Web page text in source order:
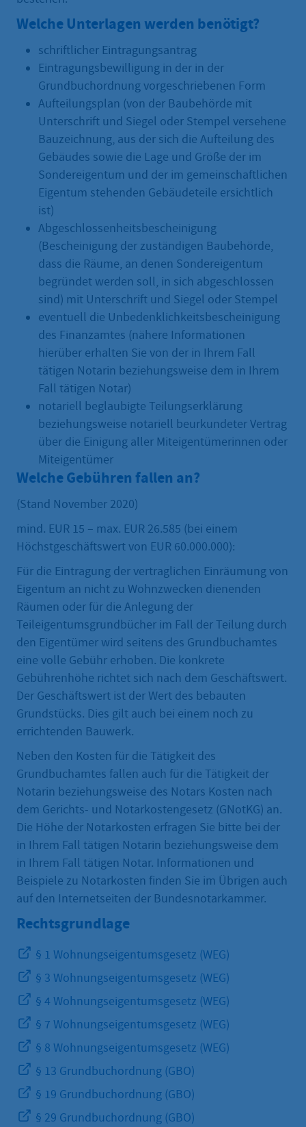
Welche Unterlagen werden benötigt?
schriftlicher Eintragungsantrag
Eintragungsbewilligung in der in der
Grundbuchordnung vorgeschriebenen Form
Aufteilungsplan (von der Baubehörde mit
Unterschrift und Siegel oder Stempel versehene
Bauzeichnung, aus der sich die Aufteilung des
Gebäudes sowie die Lage und Größe der im
Sondereigentum und der im gemeinschaftlichen
Eigentum stehenden Gebäudeteile ersichtlich
ist)
Abgeschlossenheitsbescheinigung
(Bescheinigung der zuständigen Baubehörde,
dass die Räume, an denen Sondereigentum
begründet werden soll, in sich abgeschlossen
sind) mit Unterschrift und Siegel oder Stempel
eventuell die Unbedenklichkeitsbescheinigung
des Finanzamtes (nähere Informationen
hierüber erhalten Sie von der in Ihrem Fall
tätigen Notarin beziehungsweise dem in Ihrem
Fall tätigen Notar)
notariell beglaubigte Teilungserklärung
beziehungsweise notariell beurkundeter Vertrag
über die Einigung aller Miteigentümerinnen oder
Miteigentümer
Welche Gebühren fallen an?
(Stand November 2020)
mind. EUR 15 – max. EUR 26.585 (bei einem
Höchstgeschäftswert von EUR 60.000.000):
Für die Eintragung der vertraglichen Einräumung von
Eigentum an nicht zu Wohnzwecken dienenden
Räumen oder für die Anlegung der
Teileigentumsgrundbücher im Fall der Teilung durch
den Eigentümer wird seitens des Grundbuchamtes
eine volle Gebühr erhoben. Die konkrete
Gebührenhöhe richtet sich nach dem Geschäftswert.
Der Geschäftswert ist der Wert des bebauten
Grundstücks. Dies gilt auch bei einem noch zu
errichtenden Bauwerk.
Neben den Kosten für die Tätigkeit des
Grundbuchamtes fallen auch für die Tätigkeit der
Notarin beziehungsweise des Notars Kosten nach
dem Gerichts- und Notarkostengesetz (GNotKG) an.
Die Höhe der Notarkosten erfragen Sie bitte bei der
in Ihrem Fall tätigen Notarin beziehungsweise dem
in Ihrem Fall tätigen Notar. Informationen und
Beispiele zu Notarkosten finden Sie im Übrigen auch
auf den Internetseiten der Bundesnotarkammer.
Rechtsgrundlage
§ 1 Wohnungseigentumsgesetz (WEG)
§ 3 Wohnungseigentumsgesetz (WEG)
§ 4 Wohnungseigentumsgesetz (WEG)
§ 7 Wohnungseigentumsgesetz (WEG)
§ 8 Wohnungseigentumsgesetz (WEG)
§ 13 Grundbuchordnung (GBO)
§ 19 Grundbuchordnung (GBO)
§ 29 Grundbuchordnung (GBO)